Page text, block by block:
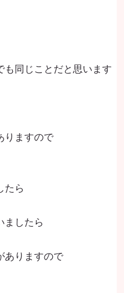
も同じことだと思います
りますので
たら
ましたら
ありますので